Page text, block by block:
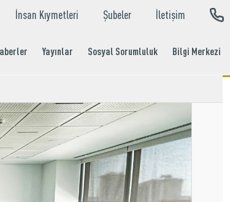
İnsan Kıymetleri Şubeler İletişim
Yayınlar Sosyal Sorumluluk Bilgi Merkezi